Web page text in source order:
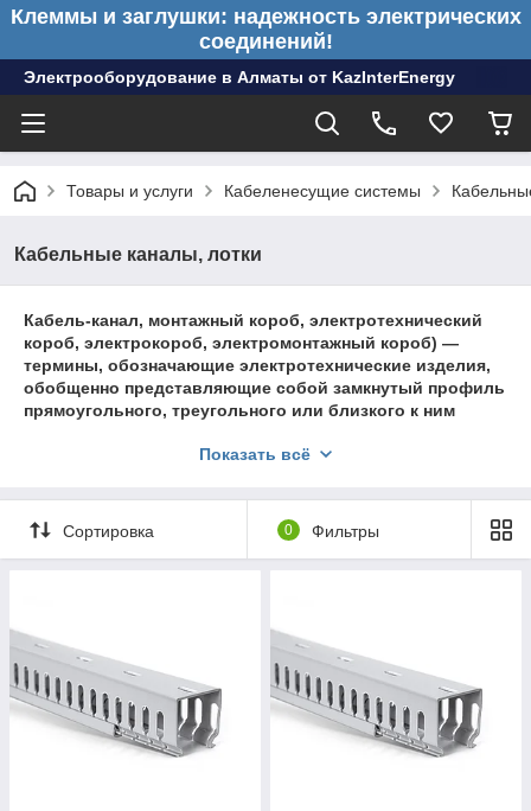
Клеммы и заглушки: надежность электрических
соединений!
Электрооборудование в Алматы от KazInterEnergy
Товары и услуги Кабеленесущие системы
Кабельные каналы, лотки
Кабель-канал, монтажный короб, электротехнический
короб, электрокороб, электромонтажный короб) —
термины, обозначающие электротехнические изделия,
обобщенно представляющие собой замкнутый профиль
прямоугольного, треугольного или близкого к ним
монтажа на архитектурную поверхность (стену, пол,
кабелей.
Показать всё
Сортировка 0 Фильтры